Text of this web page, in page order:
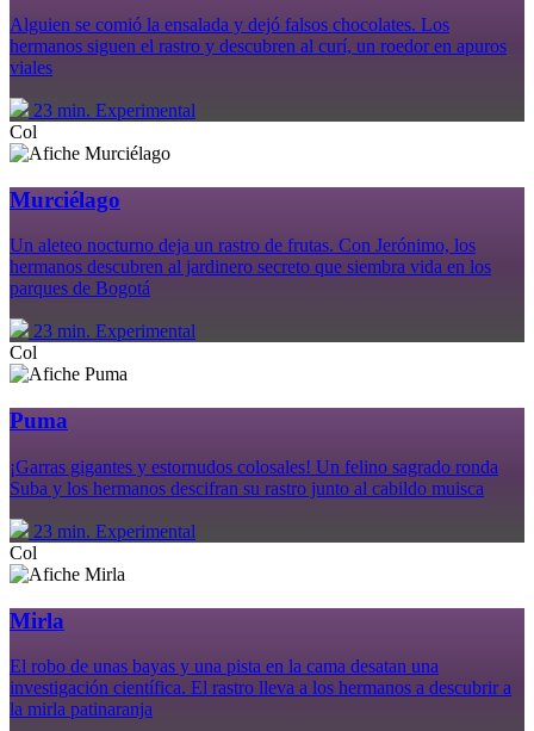
Alguien se comió la ensalada y dejó falsos chocolates. Los
hermanos siguen el rastro y descubren al curí, un roedor en apuros
viales
23 min. Experimental
Col
Murciélago
Un aleteo nocturno deja un rastro de frutas. Con Jerónimo, los
hermanos descubren al jardinero secreto que siembra vida en los
parques de Bogotá
23 min. Experimental
Col
Puma
¡Garras gigantes y estornudos colosales! Un felino sagrado ronda
Suba y los hermanos descifran su rastro junto al cabildo muisca
23 min. Experimental
Col
Mirla
El robo de unas bayas y una pista en la cama desatan una
investigación científica. El rastro lleva a los hermanos a descubrir a
la mirla patinaranja